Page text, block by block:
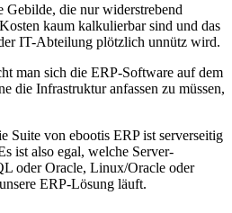
die nur widerstrebend
kaum kalkulierbar sind und das
IT-Abteilung plötzlich unnütz wird.
man sich die ERP-Software auf dem
die Infrastruktur anfassen zu müssen,
Suite von ebootis ERP ist serverseitig
ist also egal, welche Server-
oder Oracle, Linux/Oracle oder
ERP-Lösung läuft.